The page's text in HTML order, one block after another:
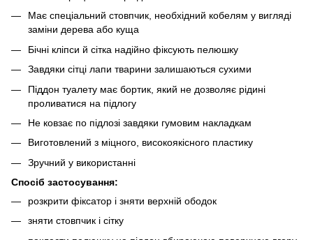
Має спеціальний стовпчик, необхідний кобелям у вигляді
заміни дерева або куща
Бічні кліпси й сітка надійно фіксують пелюшку
Завдяки сітці лапи тварини залишаються сухими
Піддон туалету має бортик, який не дозволяє рідині
проливатися на підлогу
Не ковзає по підлозі завдяки гумовим накладкам
Виготовлений з міцного, високоякісного пластику
Зручний у використанні
Спосіб застосування:
розкрити фіксатор і зняти верхній ободок
зняти стовпчик і сітку